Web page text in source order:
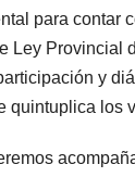
para contar
Ley Provincial
y
quintuplica los